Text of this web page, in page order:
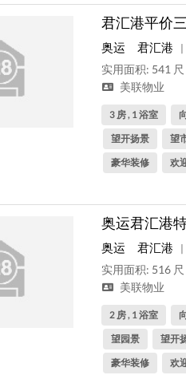
君汇港平价
奥运 君汇港 |
实用面积: 541 尺
美联物业
3 房 , 1 浴室
望开扬景
望
豪华装修
欢
奥运君汇港
奥运 君汇港 |
实用面积: 516 尺
美联物业
2 房 , 1 浴室
望园景
望开
豪华装修
欢